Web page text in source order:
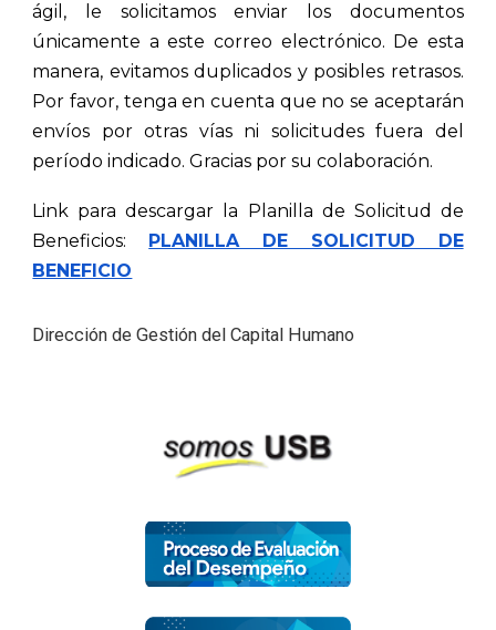
ágil, le solicitamos enviar los documentos
únicamente a este correo electrónico. De esta
manera, evitamos duplicados y posibles retrasos.
Por favor, tenga en cuenta que no se aceptarán
envíos por otras vías ni solicitudes fuera del
período indicado. Gracias por su colaboración.
Link para descargar la Planilla de Solicitud de
Beneficios: PLANILLA DE SOLICITUD DE
BENEFICIO
Dirección de Gestión del Capital Humano